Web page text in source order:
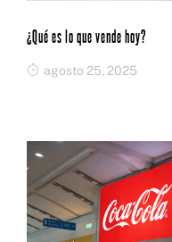
¿Qué es lo que vende hoy?
agosto 25, 2025